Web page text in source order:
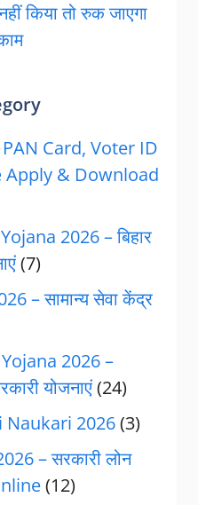
किया तो रुक जाएगा
Card, Voter ID
Apply & Download
2026 – बिहार
(7)
– सामान्य सेवा केंद्र
2026 –
योजनाएं(24)
Naukari 2026(3)
– सरकारी लोन
(12)